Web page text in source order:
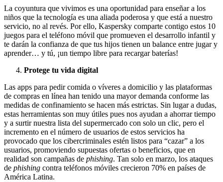
La coyuntura que vivimos es una oportunidad para enseñar a los
niños que la tecnología es una aliada poderosa y que está a nuestro
servicio, no al revés. Por ello, Kaspersky comparte contigo estos 10
juegos para el teléfono móvil que promueven el desarrollo infantil y
te darán la confianza de que tus hijos tienen un balance entre jugar y
aprender… y tú, ¡un tiempo libre para recargar baterías!
Protege tu vida digital
Las apps para pedir comida o víveres a domicilio y las plataformas
de compras en línea han tenido una mayor demanda conforme las
medidas de confinamiento se hacen más estrictas. Sin lugar a dudas,
estas herramientas son muy útiles pues nos ayudan a ahorrar tiempo
y a surtir nuestra lista del supermercado con solo un clic, pero el
incremento en el número de usuarios de estos servicios ha
provocado que los cibercriminales estén listos para “cazar” a los
usuarios, promoviendo supuestas ofertas o beneficios, que en
realidad son campañas de phishing. Tan solo en marzo, los ataques
de phishing contra teléfonos móviles crecieron 70% en países de
América Latina.